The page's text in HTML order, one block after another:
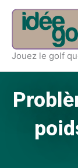
Aller
contenu
Jouez le golf